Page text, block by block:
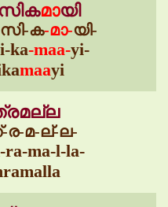
മായി
ക-മാ-യി-
ka-maa-yi-
maayi
ര-മ-ല്-ല-
ra-ma-l-la-